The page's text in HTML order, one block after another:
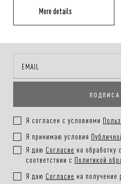
More details
Я согласен с условиями
Я принимаю условия
Я даю Согласие на обработку
соответствии с Политикой
Я даю Согласие на